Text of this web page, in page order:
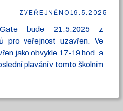
ZVEŘEJNĚNO 19.5.2025
bude 21.5.2025 z
pro veřejnost uzavřen. Ve
jako obvykle 17-19 hod. a
plavání v tomto školním